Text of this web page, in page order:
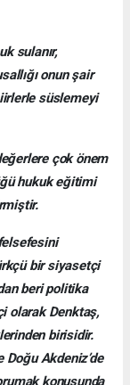
sulanır,
onun şair
süslemeyi
çok önem
hukuk eğitimi
bir siyasetçi
beri politika
olarak Denktaş,
birisidir.
Akdeniz’de
konusunda